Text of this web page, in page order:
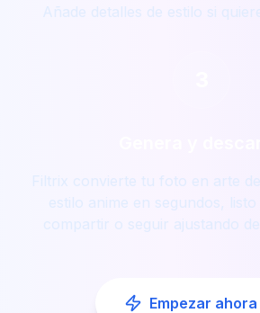
Añade detalles de estilo si
Filtrix convierte tu foto en arte
estilo anime en segundos, listo
compartir o seguir ajustando
Empezar ahora